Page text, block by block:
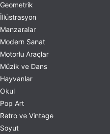
Geometrik
İllüstrasyon
Manzaralar
Modern Sanat
Motorlu Araçlar
Müzik ve Dans
Hayvanlar
Okul
Pop Art
Retro ve Vintage
Soyut